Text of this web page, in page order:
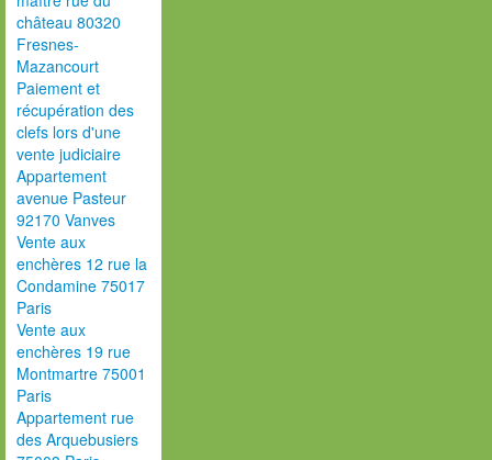
château 80320
Fresnes-
Mazancourt
Paiement et
récupération des
clefs lors d'une
vente judiciaire
Appartement
avenue Pasteur
92170 Vanves
Vente aux
enchères 12 rue la
Condamine 75017
Paris
Vente aux
enchères 19 rue
Montmartre 75001
Paris
Appartement rue
des Arquebusiers